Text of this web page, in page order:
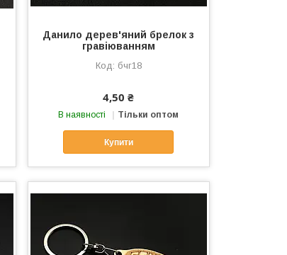
Данило дерев'яний брелок з
гравіюванням
бчг18
4,50 ₴
В наявності Тільки оптом
Купити